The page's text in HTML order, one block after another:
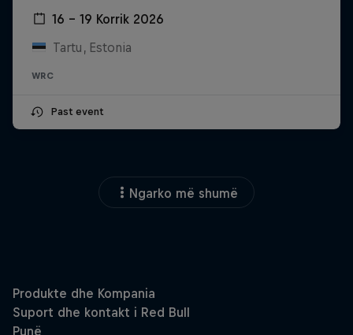
16 – 19 Korrik 2026
Tartu, Estonia
WRC
Past event
Ngarko më shumë